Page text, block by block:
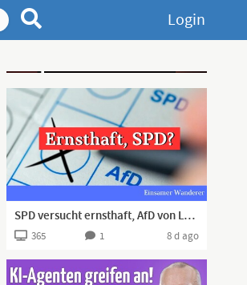
Login
SPD versucht ernsthaft, AfD von Landtagswahl auszuschließen (?!)
365 1 8 d ago